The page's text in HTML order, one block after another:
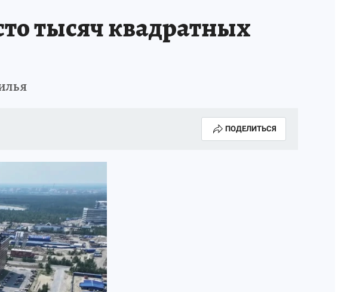
тысяч квадратных
ПОДЕЛИТЬСЯ